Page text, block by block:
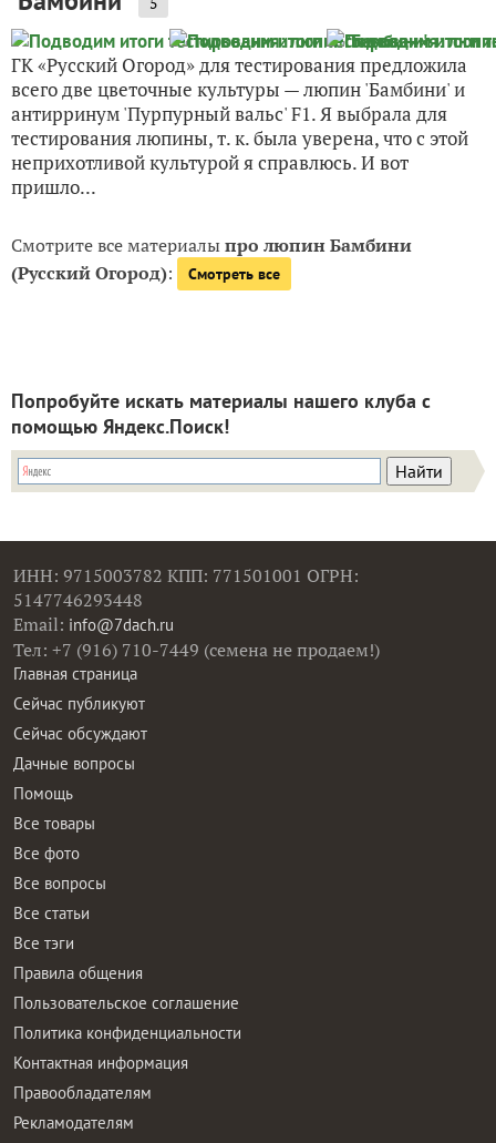
ГК «Русский Огород» для тестирования предложила
всего две цветочные культуры — люпин 'Бамбини' и
антирринум 'Пурпурный вальс' F1. Я выбрала для
тестирования люпины, т. к. была уверена, что с этой
неприхотливой культурой я справлюсь. И вот
пришло...
Смотрите все материалыпро люпин Бамбини
(Русский Огород): Смотреть все
Попробуйте искать материалы нашего клуба с
помощью Яндекс.Поиск!
ИНН: 9715003782 КПП: 771501001 ОГРН:
5147746293448
Email: info@7dach.ru
Тел: +7 (916) 710-7449 (семена не продаем!)
Главная страница
Сейчас публикуют
Сейчас обсуждают
Дачные вопросы
Помощь
Все товары
Все фото
Все вопросы
Все статьи
Все тэги
Правила общения
Пользовательское соглашение
Политика конфиденциальности
Контактная информация
Правообладателям
Рекламодателям